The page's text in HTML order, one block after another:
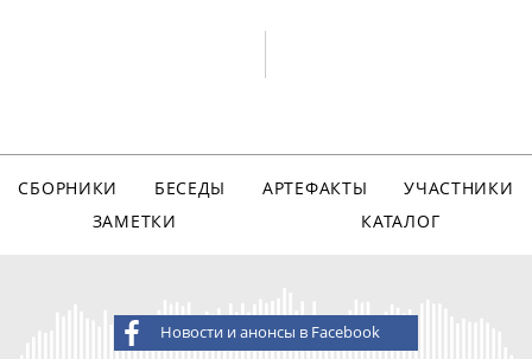
СБОРНИКИ БЕСЕДЫ АРТЕФАКТЫ
УЧАСТНИКИ
ЗАМЕТКИ
КАТАЛОГ
Новости и анонсы в Facebook